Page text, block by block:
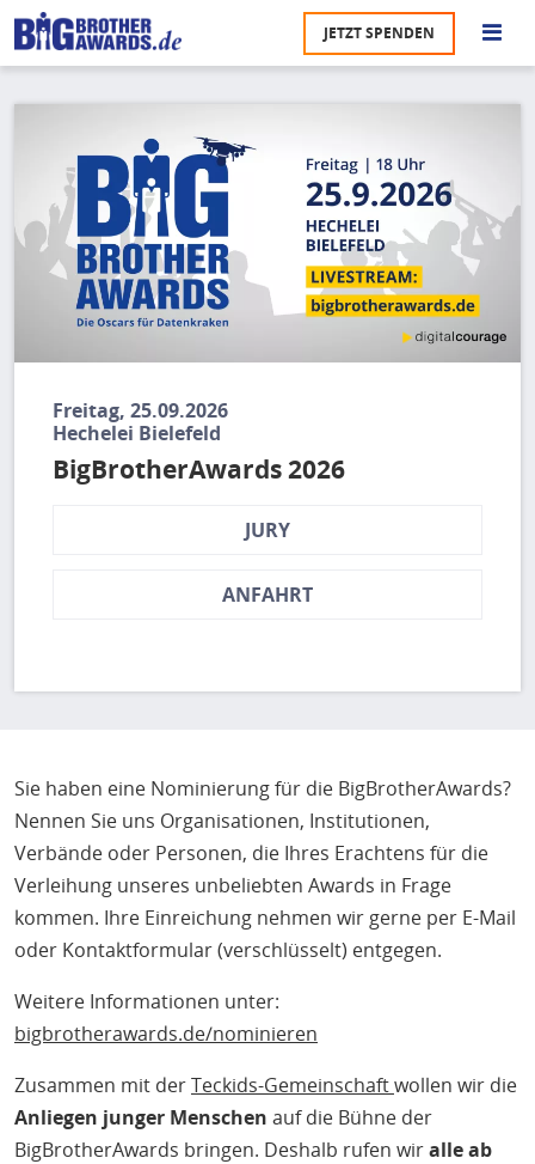
Direkt
zum
Inhalt
JETZT SPENDEN
Freitag, 25.09.2026
Hechelei Bielefeld
BigBrotherAwards 2026
JURY
ANFAHRT
Sie haben eine Nominierung für die BigBrotherAwards?
Nennen Sie uns Organisationen, Institutionen,
Verbände oder Personen, die Ihres Erachtens für die
Verleihung unseres unbeliebten Awards in Frage
kommen. Ihre Einreichung nehmen wir gerne per E-Mail
oder Kontaktformular (verschlüsselt) entgegen.
Weitere Informationen unter:
bigbrotherawards.de/nominieren
Zusammen mit derTeckids-Gemeinschaftwollen wir die
Anliegen junger Menschen auf die Bühne der
BigBrotherAwards bringen. Deshalb rufen wiralle ab